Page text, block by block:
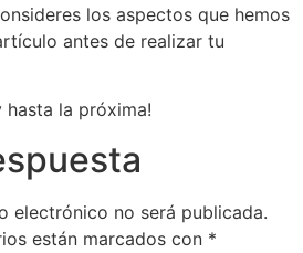
los aspectos que hemos
antes de realizar tu
hasta la próxima!
electrónico no será publicada.
están marcados con *